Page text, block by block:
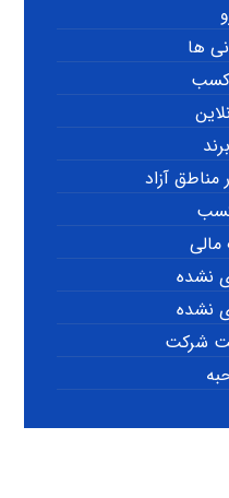
ها
کسب
آزاد
نشده
نشده
شرکت